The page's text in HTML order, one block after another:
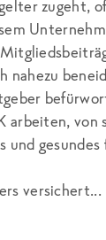
zugeht,
nahezu
arbeiten, von
und
versichert...